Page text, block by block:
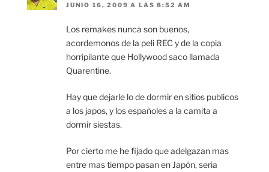
JUNIO 16, 2009 A LAS 8:52 AM
Los remakes nunca son buenos,
acordemonos de la peli REC y de la copia
horripilante que Hollywood saco llamada
Quarentine.
Hay que dejarle lo de dormir en sitios publicos
a los japos, y los españoles a la camita a
dormir siestas.
Por cierto me he fijado que adelgazan mas
entre mas tiempo pasan en Japón, seria